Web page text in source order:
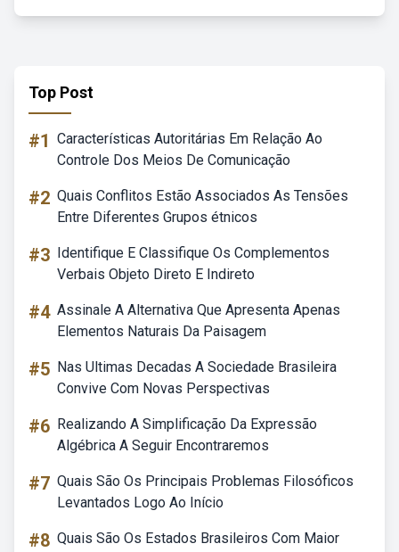
Top Post
#1 Características Autoritárias Em Relação Ao
Controle Dos Meios De Comunicação
#2 Quais Conflitos Estão Associados As Tensões
Entre Diferentes Grupos étnicos
#3 Identifique E Classifique Os Complementos
Verbais Objeto Direto E Indireto
#4 Assinale A Alternativa Que Apresenta Apenas
Elementos Naturais Da Paisagem
#5 Nas Ultimas Decadas A Sociedade Brasileira
Convive Com Novas Perspectivas
#6 Realizando A Simplificação Da Expressão
Algébrica A Seguir Encontraremos
#7 Quais São Os Principais Problemas Filosóficos
Levantados Logo Ao Início
#8 Quais São Os Estados Brasileiros Com Maior